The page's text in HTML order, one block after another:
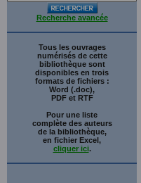
Recherche avancée
Tous les ouvrages
numérisés de cette
bibliothèque sont
disponibles en trois
formats de fichiers :
Word (.doc),
PDF et RTF
Pour une liste
complète des auteurs
de la bibliothèque,
en fichier Excel,
cliquer ici.